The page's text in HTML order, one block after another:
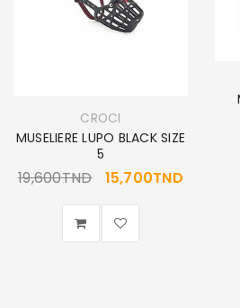
CROCI
MUSELIERE LUPO BLACK SIZE
5
19,600TND 15,700TND